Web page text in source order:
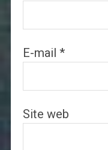
E-mail *
Site web